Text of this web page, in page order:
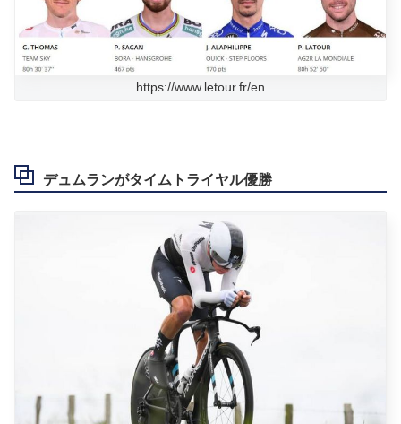
https://www.letour.fr/en
デュムランがタイムトライヤル優勝